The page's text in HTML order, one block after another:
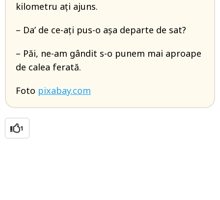
kilometru aţi ajuns.
– Da’ de ce-aţi pus-o aşa departe de sat?
– Păi, ne-am gândit s-o punem mai aproape
de calea ferată.
Foto pixabay.com
1